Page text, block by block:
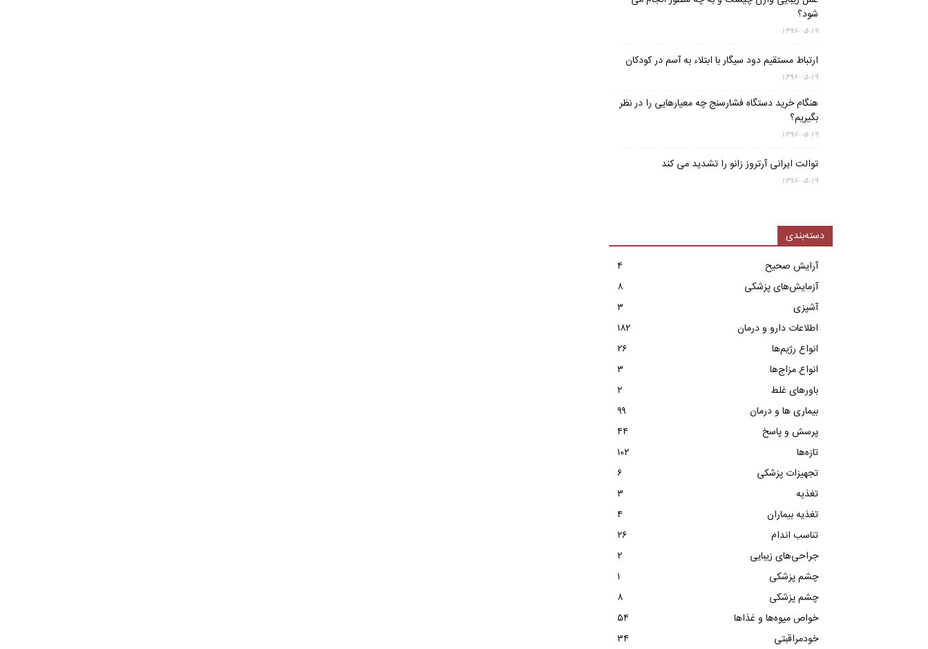
شود؟
۱۳۹۶-۰۵-۱۹
ارتباط مستقیم دود سیگار با ابتلاء به آسم در کودکان
۱۳۹۶-۰۵-۱۹
هنگام خرید دستگاه فشارسنج چه معیارهایی را در نظر
بگیریم؟
۱۳۹۶-۰۵-۱۹
توالت ایرانی آرتروز زانو را تشدید می کند
۱۳۹۶-۰۵-۱۹
دسته‌بندی
آرایش صحیح
۴
آزمایش‌های پزشکی
۸
آشپزی
۳
اطلاعات دارو و درمان
۱۸۲
انواع رژیم‌ها
۲۶
انواع مزاج‌ها
۳
باورهای غلط
۲
بیماری ها و درمان
۹۹
پرسش و پاسخ
۴۴
تازه‌ها
۱۰۲
تجهیزات پزشکی
۶
تغذیه
۳
تغذیه بیماران
۴
تناسب اندام
۲۶
جراحی‌های زیبایی
۲
چشم پزشکی
۱
چشم پزشکی
۸
خواص میوه‌ها و غذاها
۵۴
خودمراقبتی
۳۴